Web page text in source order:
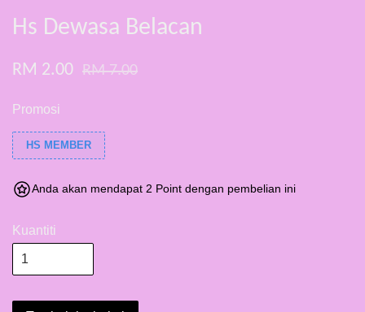
Hs Dewasa Belacan
RM 2.00 RM 7.00
Promosi
HS MEMBER
Anda akan mendapat 2 Point dengan pembelian ini
Kuantiti